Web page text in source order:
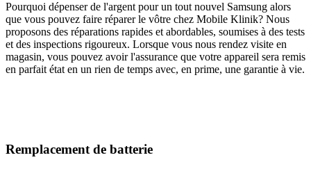
Pourquoi dépenser de l'argent pour un tout nouvel Samsung alors
que vous pouvez faire réparer le vôtre chez Mobile Klinik? Nous
proposons des réparations rapides et abordables, soumises à des tests
et des inspections rigoureux. Lorsque vous nous rendez visite en
magasin, vous pouvez avoir l'assurance que votre appareil sera remis
en parfait état en un rien de temps avec, en prime, une garantie à vie.
Remplacement de batterie